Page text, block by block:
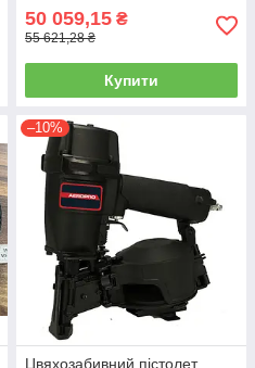
50 059,15 ₴
55 621,28 ₴
Купити
–10%
Цвяхозабивний пістолет